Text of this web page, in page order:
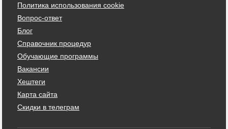
Политика использования cookie
Вопрос-ответ
Блог
Справочник процедур
Обучающие программы
Вакансии
Хештеги
Карта сайта
Скидки в телеграм